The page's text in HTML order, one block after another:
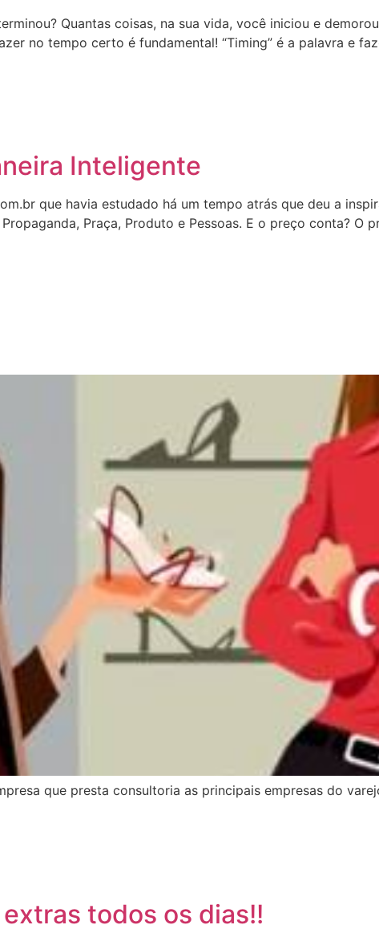
Quantas coisas, na sua vida, você iniciou e
no tempo certo é fundamental! “Timing” é a palavra e
Inteligente
que havia estudado há um tempo atrás que deu a
Praça, Produto e Pessoas. E o preço conta? O
que presta consultoria as principais empresas do
todos os dias!!